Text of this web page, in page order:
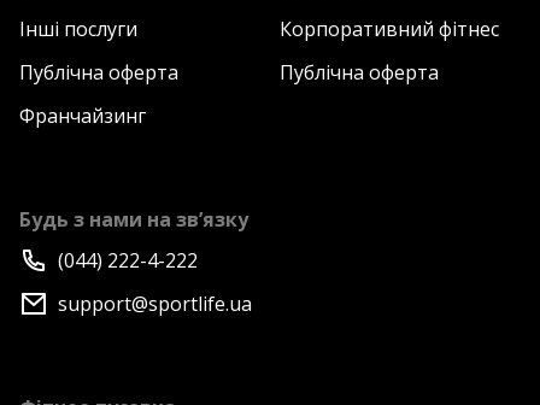
Інші послуги
Корпоративний фітнес
Публічна оферта
Публічна оферта
Франчайзинг
Будь з нами на зв’язку
(044) 222-4-222
support@sportlife.ua